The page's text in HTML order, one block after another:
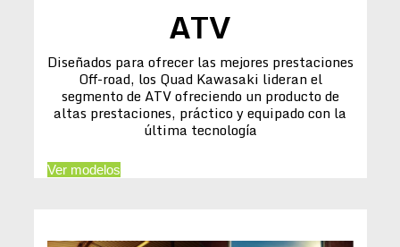
ATV
Diseñados para ofrecer las mejores prestaciones
Off-road, los Quad Kawasaki lideran el
segmento de ATV ofreciendo un producto de
altas prestaciones, práctico y equipado con la
última tecnología
Ver modelos